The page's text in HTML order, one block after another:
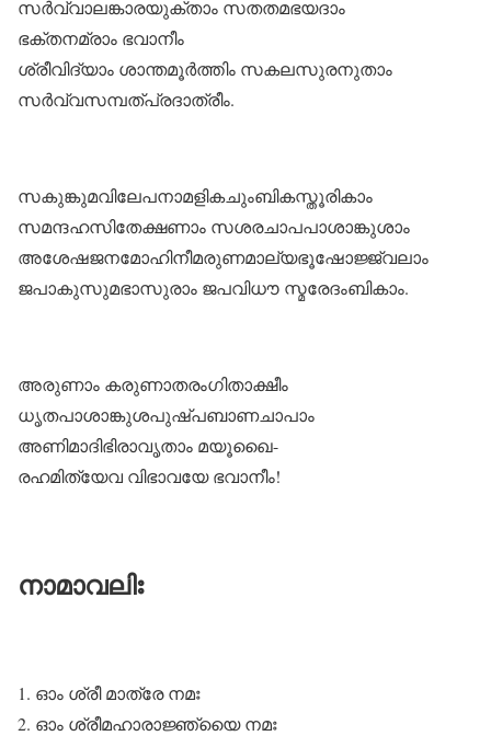
സർവ്വാലങ്കാരയുക്താം സതതമഭയദാം
ഭക്തനമ്രാം ഭവാനീം
ശ്രീവിദ്യാം ശാന്തമൂർത്തിം സകലസുരനുതാം
സർവ്വസമ്പത്പ്രദാത്രീം.
സകുങ്കുമവിലേപനാമളികചുംബികസ്തൂരികാം
സമന്ദഹസിതേക്ഷണാം സശരചാപപാശാങ്കുശാം
അശേഷജനമോഹിനീമരുണമാല്യഭൂഷോജ്ജ്വലാം
ജപാകുസുമഭാസുരാം ജപവിധൗ സ്മരേദംബികാം.
അരുണാം കരുണാതരംഗിതാക്ഷീം
ധൃതപാശാങ്കുശപുഷ്പബാണചാപാം
അണിമാദിഭിരാവൃതാം മയൂഖൈ-
രഹമിത്യേവ വിഭാവയേ ഭവാനീം!
നാമാവലിഃ
ഓം ശ്രീ മാത്രേ നമഃ
ഓം ശ്രീമഹാരാജ്ഞ്യൈ നമഃ